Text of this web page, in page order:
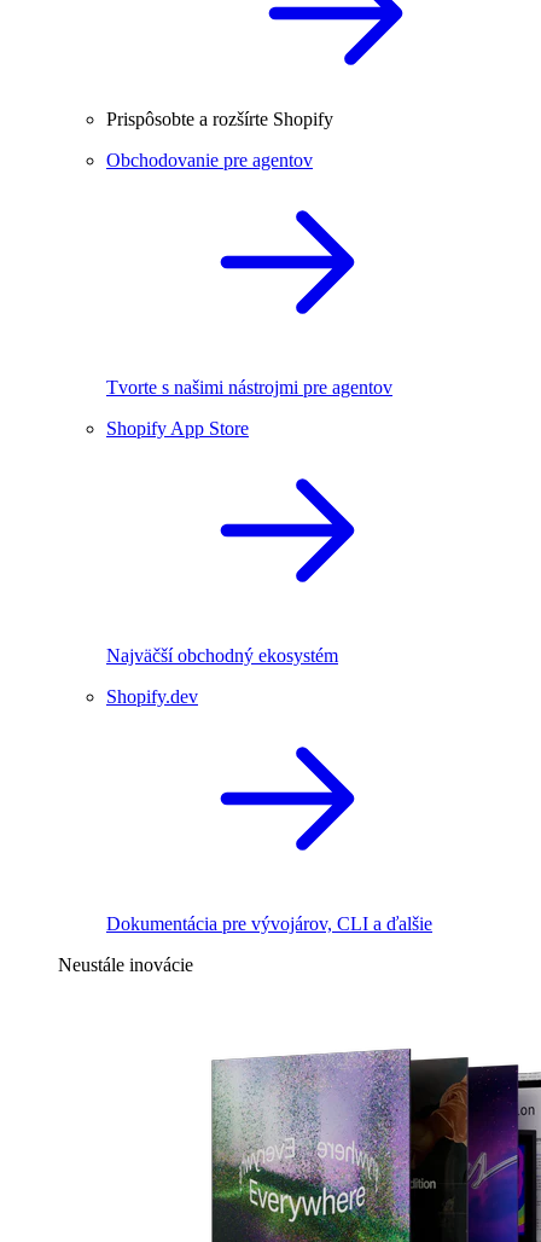
Prispôsobte a rozšírte Shopify
Obchodovanie pre agentov
Tvorte s našimi nástrojmi pre agentov
Shopify App Store
Najväčší obchodný ekosystém
Shopify.dev
Dokumentácia pre vývojárov, CLI a ďalšie
Neustále inovácie